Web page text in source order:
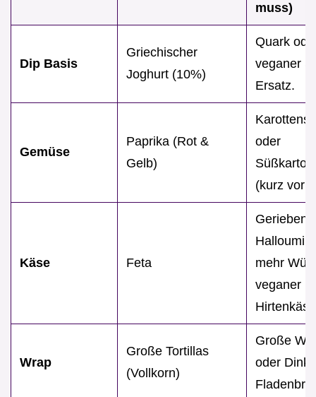
muss)
Dip Basis
Griechischer
Joghurt (10%)
Quark
veganer
Ersatz.
Gemüse
Paprika (Rot &
Gelb)
oder
(kurz
Käse Feta
Halloumi
mehr
veganer
Wrap
Große Tortillas
(Vollkorn)
Große
oder